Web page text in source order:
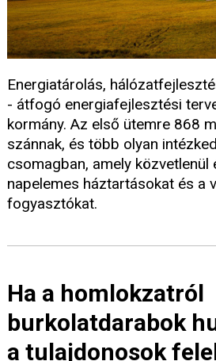
Energiatárolás,
- átfogó energiafejlesztési
kormány. Az első ütemre 868
szánnak, és több olyan
csomagban, amely közvetlenül
napelemes háztartásokat és a
fogyasztókat.
Ha a homlokzatról
burkolatdarabok
a tulajdonosok